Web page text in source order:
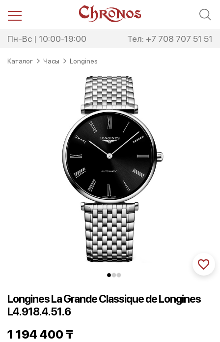
Пн-Вс | 10:00-19:00 Тел: +7 708 707 51 51
Каталог Часы Longines
Longines La Grande Classique de Longines
L4.918.4.51.6
1 194 400 ₸